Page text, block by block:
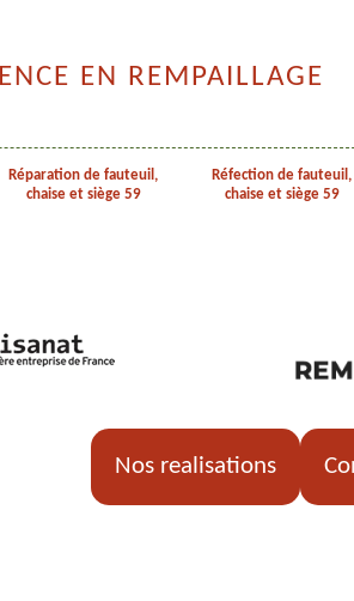
EN REMPAILLAGE
Réparation de fauteuil,
chaise et siège 59
Réfection de fauteuil,
chaise et siège 59
Nos realisations